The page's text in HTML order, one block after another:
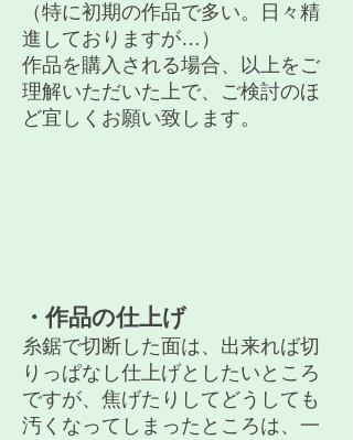
（特に初期の作品で多い。日々精
進しておりますが…）
作品を購入される場合、以上をご
理解いただいた上で、ご検討のほ
ど宜しくお願い致します。
​・作品の仕上げ
糸鋸で切断した面は、出来れば切
りっぱなし仕上げとしたいところ
ですが、焦げたりしてどうしても
汚くなってしまったところは、一